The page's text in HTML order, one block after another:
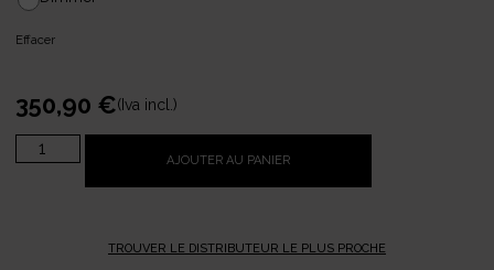
Effacer
350,90 €(Iva incl.)
AJOUTER AU PANIER
TROUVER LE DISTRIBUTEUR LE PLUS PROCHE